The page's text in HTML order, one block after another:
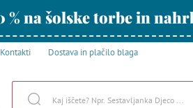
% na šolske torbe in
Kontakti Dostava in plačilo blaga